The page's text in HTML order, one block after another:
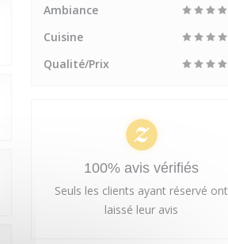
Ambiance
Cuisine
Qualité/Prix
100% avis vérifiés
Seuls les clients ayant réservé ont
laissé leur avis